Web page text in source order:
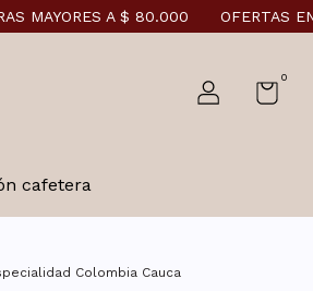
A $ 80.000 OFERTAS EN COMBOS Y
0
cafetera
Colombia Cauca